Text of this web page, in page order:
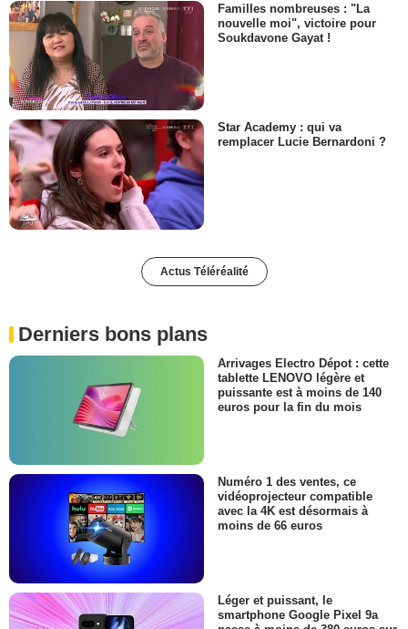
Familles nombreuses : "La
nouvelle moi", victoire pour
Soukdavone Gayat !
Star Academy : qui va
remplacer Lucie Bernardoni ?
Actus Téléréalité
Derniers bons plans
Arrivages Electro Dépot : cette
tablette LENOVO légère et
puissante est à moins de 140
euros pour la fin du mois
Numéro 1 des ventes, ce
vidéoprojecteur compatible
avec la 4K est désormais à
moins de 66 euros
Léger et puissant, le
smartphone Google Pixel 9a